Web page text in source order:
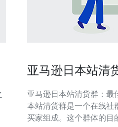
亚马逊日本站清
亚马逊日本站清货群：最佳选
本站清货群是一个在线社
买家组成。这个群体的目